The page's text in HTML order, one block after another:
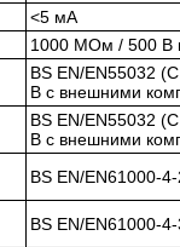
<5 мА
1000 МОм / 500 В
BS EN/EN55032
B с внешними
BS EN/EN55032
B с внешними
BS EN/EN61000-4-
BS EN/EN61000-